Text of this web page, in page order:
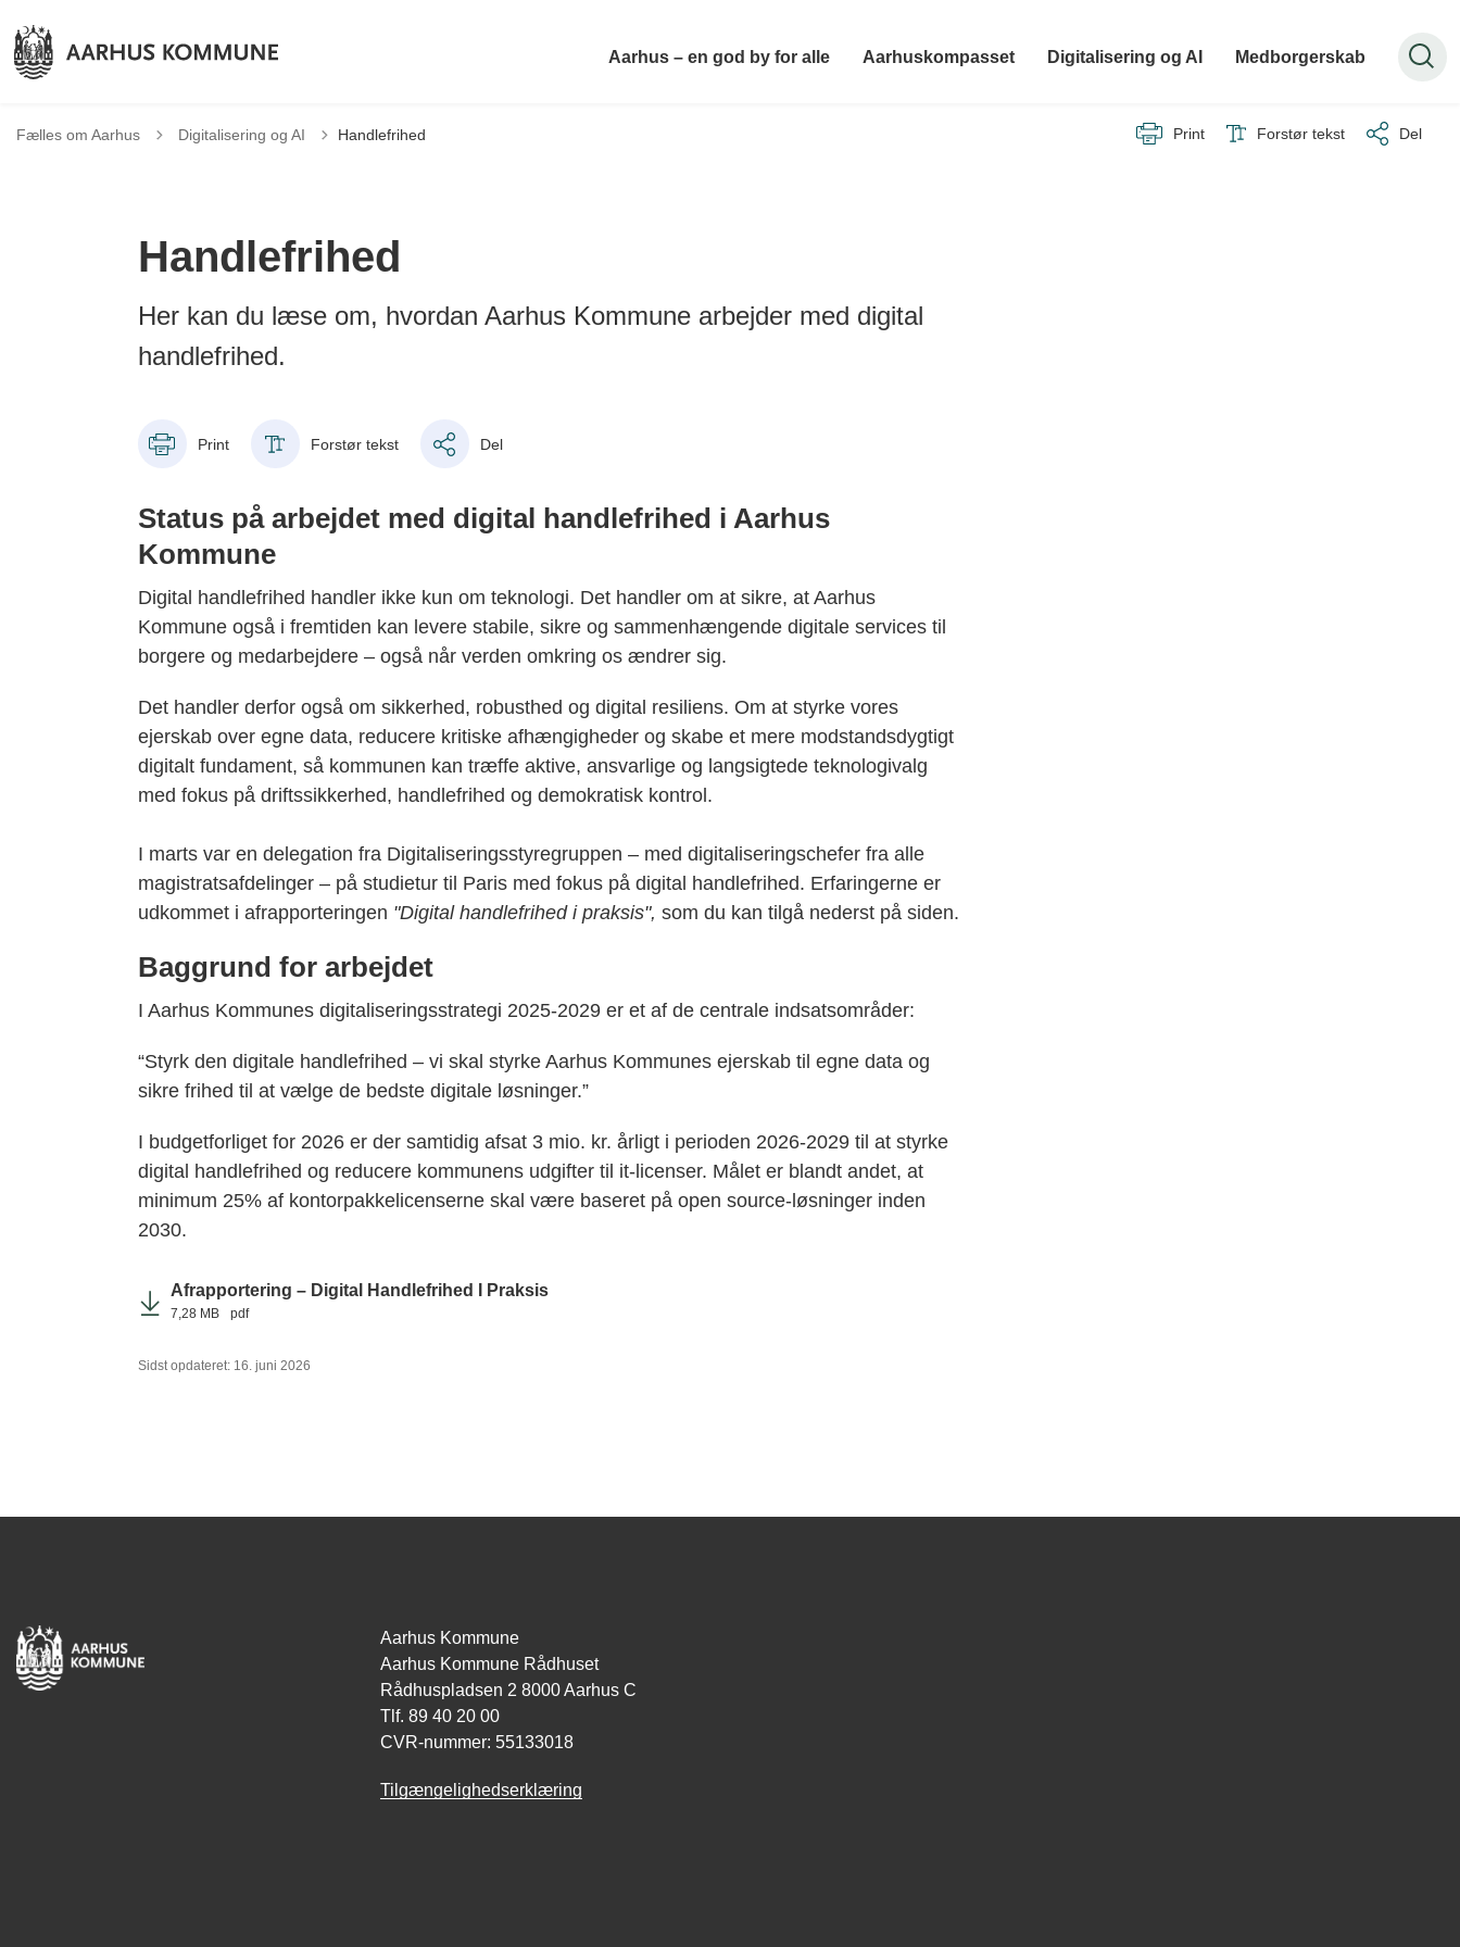
Aarhus – en god by for alle Aarhuskompasset Digitalisering og AI Medborgerskab
Fælles om Aarhus Tilbage til
Digitalisering og AI Handlefrihed Print Forstør tekst Del
Handlefrihed
Her kan du læse om, hvordan Aarhus Kommune arbejder med digital
handlefrihed.
Print Forstør tekst Del
Status på arbejdet med digital handlefrihed i Aarhus
Kommune
Digital handlefrihed handler ikke kun om teknologi. Det handler om at sikre, at Aarhus
Kommune også i fremtiden kan levere stabile, sikre og sammenhængende digitale services til
borgere og medarbejdere – også når verden omkring os ændrer sig.
Det handler derfor også om sikkerhed, robusthed og digital resiliens. Om at styrke vores
ejerskab over egne data, reducere kritiske afhængigheder og skabe et mere modstandsdygtigt
digitalt fundament, så kommunen kan træffe aktive, ansvarlige og langsigtede teknologivalg
med fokus på driftssikkerhed, handlefrihed og demokratisk kontrol.
I marts var en delegation fra Digitaliseringsstyregruppen – med digitaliseringschefer fra alle
magistratsafdelinger – på studietur til Paris med fokus på digital handlefrihed. Erfaringerne er
udkommet i afrapporteringen "Digital handlefrihed i praksis", som du kan tilgå nederst på siden.
Baggrund for arbejdet
I Aarhus Kommunes digitaliseringsstrategi 2025-2029 er et af de centrale indsatsområder:
“Styrk den digitale handlefrihed – vi skal styrke Aarhus Kommunes ejerskab til egne data og
sikre frihed til at vælge de bedste digitale løsninger.”
I budgetforliget for 2026 er der samtidig afsat 3 mio. kr. årligt i perioden 2026-2029 til at styrke
digital handlefrihed og reducere kommunens udgifter til it-licenser. Målet er blandt andet, at
minimum 25% af kontorpakkelicenserne skal være baseret på open source-løsninger inden
2030.
Afrapportering – Digital Handlefrihed I Praksis
7,28 MB pdf
Sidst opdateret: 16. juni 2026
Aarhus Kommune
Aarhus Kommune Rådhuset
Rådhuspladsen 2 8000 Aarhus C
Tlf. 89 40 20 00
CVR-nummer: 55133018
Tilgængelighedserklæring